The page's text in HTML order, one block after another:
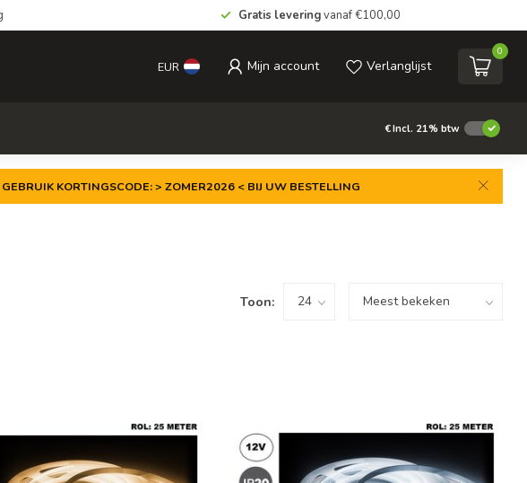
Gratis leveringvanaf €100,00
EUR Mijn account Verlanglijst
0
€Incl. 21% btw
KORTINGSCODE: > ZOMER2026 < BIJ UW BESTELLING
Toon: